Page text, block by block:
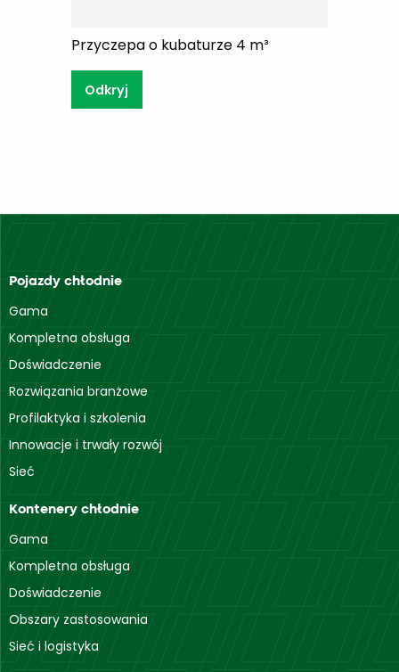
Przyczepa o kubaturze 4 m³
Odkryj
Pojazdy chłodnie
Gama
Kompletna obsługa
Doświadczenie
Rozwiązania branżowe
Profilaktyka i szkolenia
Innowacje i trwały rozwój
Sieć
Kontenery chłodnie
Gama
Kompletna obsługa
Doświadczenie
Obszary zastosowania
Sieć i logistyka